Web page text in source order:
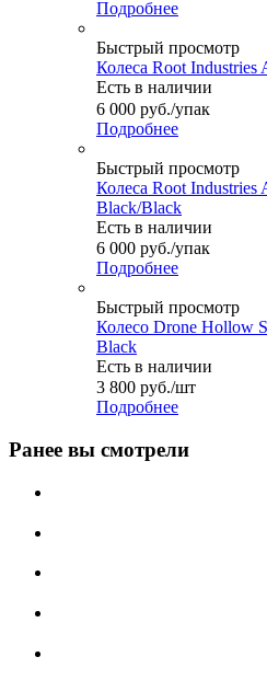
Подробнее
Быстрый просмотр
Колеса Root
Есть в наличии
6 000 руб./упак
Подробнее
Быстрый просмотр
Колеса Root
Black/Black
Есть в наличии
6 000 руб./упак
Подробнее
Быстрый просмотр
Колесо Drone Hollow
Black
Есть в наличии
3 800 руб./шт
Подробнее
Ранее вы смотрели